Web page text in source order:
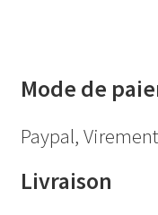
Mode de
Paypal,
Livraison